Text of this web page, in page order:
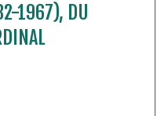
1967), DU